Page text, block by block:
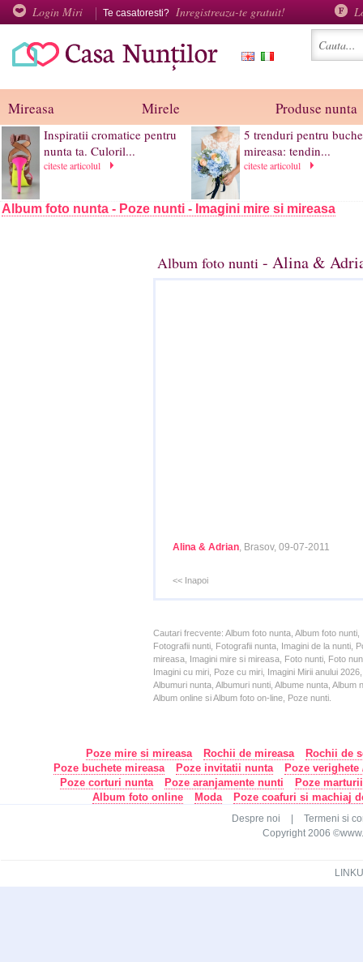
Login Miri Te casatoresti? Inregistreaza-te gratuit!
Mireasa Mirele Produse nunta
Inspiratii cromatice pentru
nunta ta. Culoril...
citeste articolul
5 trenduri pentru
mireasa: tendin...
citeste articolul
Album foto nunta - Poze nunti - Imagini mire si mireasa
Album foto nunti - Alina &
Alina & Adrian, Brasov, 09-07-2011
<< Inapoi
Cautari frecvente: Album foto nunta, Album foto
Fotografii nunti, Fotografii nunta, Imagini de la nunti,
mireasa, Imagini mire si mireasa, Foto nunti, Foto
Imagini cu miri, Poze cu miri, Imagini Mirii anului
Albumuri nunta, Albumuri nunti, Albume nunta,
Album online si Album foto on-line, Poze nunti.
Poze mire si mireasa Rochii de mireasa
Rochii de
Poze buchete mireasa
Poze invitatii nunta
Poze
Poze corturi nunta
Poze aranjamente nunti
Poze
Album foto online
Moda Poze coafuri si machiaj
Despre noi
Termeni si
Copyright 2006